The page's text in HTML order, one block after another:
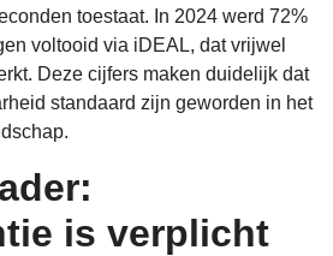
toestaat. In 2024 werd 72%
voltooid via iDEAL, dat vrijwel
Deze cijfers maken duidelijk dat
standaard zijn geworden in het
is verplicht